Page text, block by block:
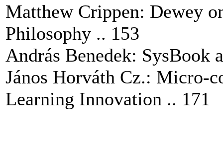
Matthew Crippen: Dewey
Philosophy .. 153
András Benedek: SysBook
János Horváth Cz.: Micro-
Learning Innovation .. 171